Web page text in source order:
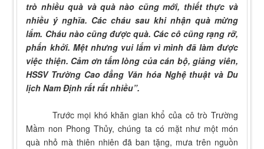
trò nhiều quà và quà nào cũng mới, thiết thực và
nhiều ý nghĩa. Các cháu sau khi nhận quà mừng
lắm. Cháu nào cũng được quà. Các cô cũng rạng rỡ,
phấn khởi. Mệt nhưng vui lắm vì mình đã làm được
việc thiện. Cảm ơn tấm lòng của cán bộ, giảng viên,
HSSV Trường Cao đẳng Văn hóa Nghệ thuật và Du
lịch Nam Định rất rất nhiều”.
Trước mọi khó khăn gian khổ của cô trò Trường
Mầm non Phong Thủy, chúng ta có mặt như một món
quà nhỏ mà thiên nhiên đã ban tặng, mưa trên nguồn